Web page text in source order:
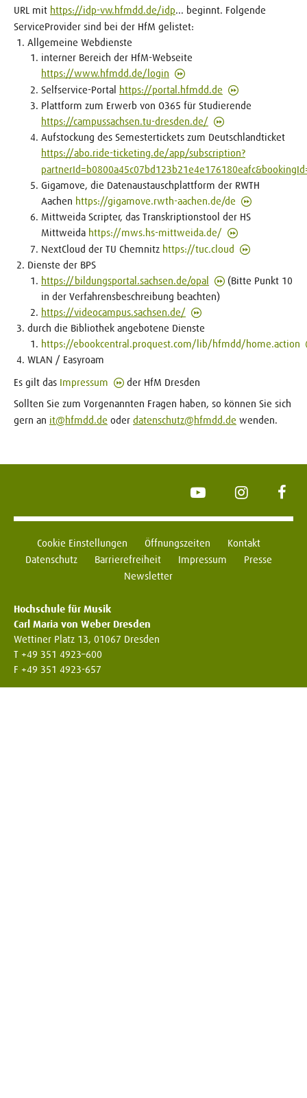
URL mit https://idp-vw.hfmdd.de/idp... beginnt. Folgende
ServiceProvider sind bei der HfM gelistet:
Allgemeine Webdienste
interner Bereich der HfM-Webseite
https://www.hfmdd.de/login
Selfservice-Portal https://portal.hfmdd.de
Plattform zum Erwerb von O365 für Studierende
https://campussachsen.tu-dresden.de/
Aufstockung des Semestertickets zum Deutschlandticket
https://abo.ride-ticketing.de/app/subscription?
Gigamove, die Datenaustauschplattform der RWTH
Aachen https://gigamove.rwth-aachen.de/de
Mittweida Scripter, das Transkriptionstool der HS
Mittweida https://mws.hs-mittweida.de/
NextCloud der TU Chemnitz https://tuc.cloud
Dienste der BPS
https://bildungsportal.sachsen.de/opal
(Bitte Punkt 10
in der Verfahrensbeschreibung beachten)
https://videocampus.sachsen.de/
durch die Bibliothek angebotene Dienste
https://ebookcentral.proquest.com/lib/hfmdd/home.action
WLAN / Easyroam
Es gilt das Impressum
der HfM Dresden
Sollten Sie zum Vorgenannten Fragen haben, so können Sie sich
gern an it@hfmdd.de oder datenschutz@hfmdd.de wenden.
YouTube Instagram
Cookie Einstellungen Öffnungszeiten
Kontakt
Datenschutz
Barrierefreiheit Impressum
Presse
Newsletter
Hochschule für Musik
Carl Maria von Weber Dresden
Wettiner Platz 13, 01067 Dresden
T +49 351 4923–600
F +49 351 4923-657